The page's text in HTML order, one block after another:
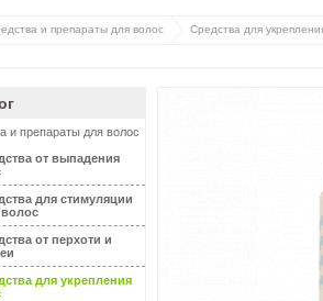
и препараты для волос Средства для
и препараты для волос
от выпадения
для стимуляции
волос
от перхоти и
для укрепления